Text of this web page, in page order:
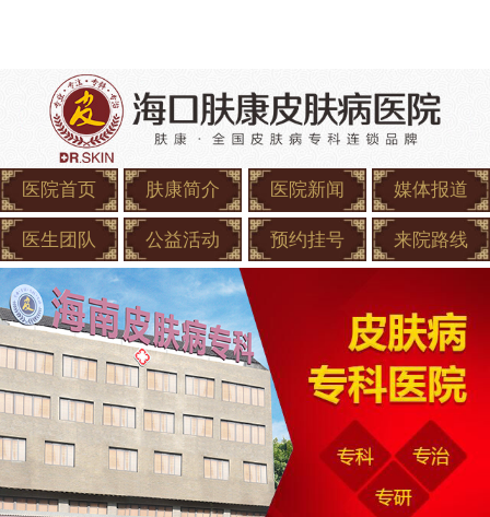
医院首页 肤康简介 医院新闻 媒体报道
医生团队 公益活动 预约挂号 来院路线